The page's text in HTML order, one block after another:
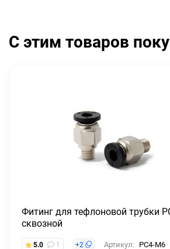
С этим товаров
Фитинг для тефлоновой трубки
сквозной
5.0 1 +2 Артикул: PC4-M6